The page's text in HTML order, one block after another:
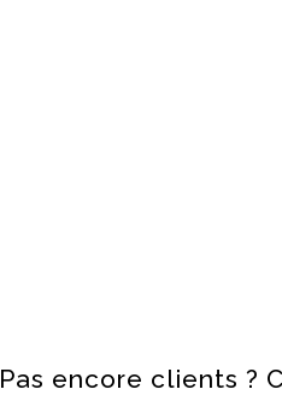
Pas encore clients ?